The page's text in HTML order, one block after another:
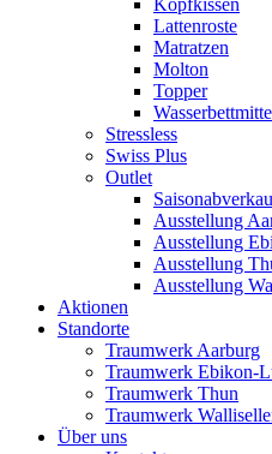
Kopfkissen
Lattenroste
Matratzen
Molton
Topper
Stressless
Swiss Plus
Outlet
Ausstellung
Ausstellung
Ausstellung
Ausstellung
Aktionen
Standorte
Traumwerk Aarburg
Traumwerk Ebikon-
Traumwerk Thun
Traumwerk
Über uns